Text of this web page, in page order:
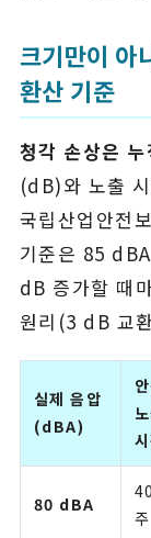
크기만이 아
환산 기준
청각 손상은
(dB)와 노출
국립산업안전
기준은 85
dB 증가할 때
원리(3 dB 교
실제 음압
(dBA)
80 dBA
주